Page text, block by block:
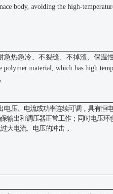
body, avoiding the high-
急热急冷、不裂缝、不掉渣、保温性
material, which has high
电压、电流或功率连续可调，具有恒
输出和调压器正常工作；同时电压环
大电流、电压的冲击，